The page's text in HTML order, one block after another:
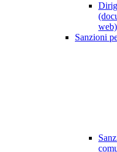
web)
Sanzioni